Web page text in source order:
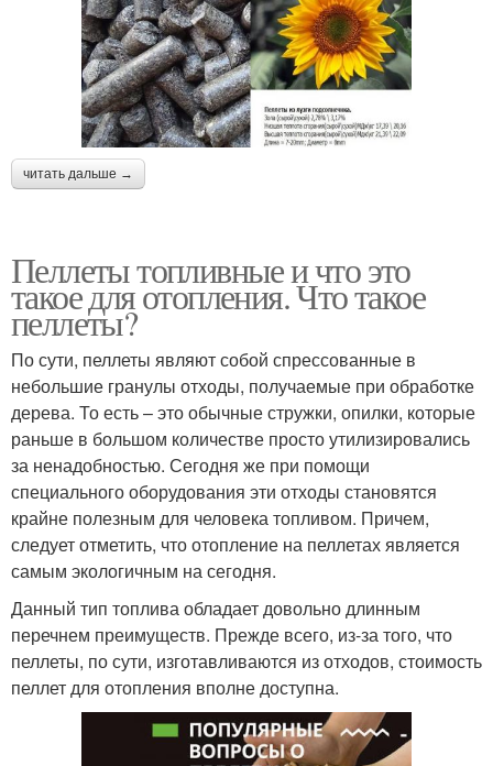
читать дальше →
Пеллеты топливные и что это
такое для отопления. Что такое
пеллеты?
По сути, пеллеты являют собой спрессованные в
небольшие гранулы отходы, получаемые при обработке
дерева. То есть – это обычные стружки, опилки, которые
раньше в большом количестве просто утилизировались
за ненадобностью. Сегодня же при помощи
специального оборудования эти отходы становятся
крайне полезным для человека топливом. Причем,
следует отметить, что отопление на пеллетах является
самым экологичным на сегодня.
Данный тип топлива обладает довольно длинным
перечнем преимуществ. Прежде всего, из-за того, что
пеллеты, по сути, изготавливаются из отходов, стоимость
пеллет для отопления вполне доступна.